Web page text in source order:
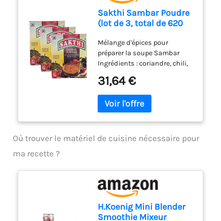
Sakthi Sambar Poudre
(lot de 3, total de 620
Mélange d'épices pour
préparer la soupe Sambar
Ingrédients : coriandre, chili,
sel, feuilles de curry, cumin,
poivre, moutarde, Asafortida,
curcuma, gingembre, toor
Dhall, huile de noix de fond
raffinée. Produit en Inde.
31,64 €
Où trouver le matériel de cuisine nécessaire pour
ma recette ?
H.Koenig Mini Blender
Smoothie Mixeur